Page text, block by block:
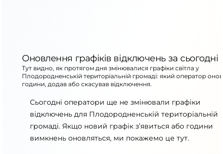
Оновлення графіків відключень за сьогодні
Тут видно, як протягом дня змінювалися графіки світла у
Плодородненській територіальній громаді: який оператор
години, додав або скасував відключення.
Сьогодні оператори ще не змінювали графіки
відключень для Плодородненській територіальній
громаді. Якщо новий графік з’явиться або години
вимкнень оновляться, ми покажемо це тут.